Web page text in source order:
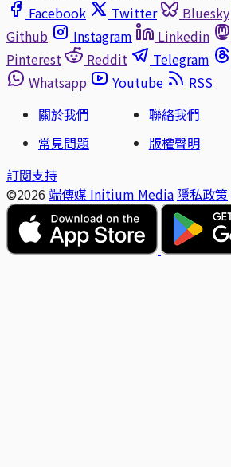
Facebook
Twitter Bluesky
Github
Instagram Linkedin
Pinterest
Reddit Telegram
Whatsapp
Youtube
RSS
關於我們
聯絡我們
常見問題
版權聲明
訂閱支持
©2026 端傳媒 Initium Media 隱私政策